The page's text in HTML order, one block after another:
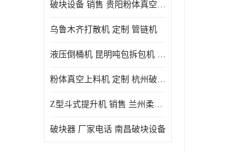
破块设备 销售 贵阳粉体真空上料机
乌鲁木齐打散机 定制 管链机
液压倒桶机 昆明吨包拆包机 定制
粉体真空上料机 定制 杭州破块器
Z型斗式提升机 销售 兰州柔性螺旋输送机
破块器 厂家电话 南昌破块设备